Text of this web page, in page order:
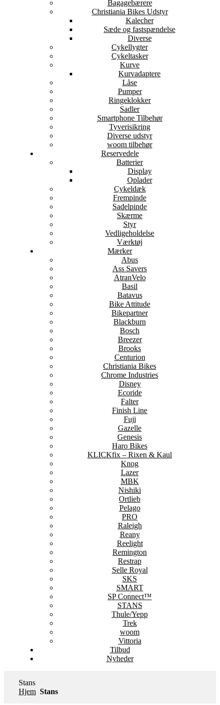
Bagagebærere
Christiania Bikes Udstyr
Kalecher
Sæde og fastspændelse
Diverse
Cykellygter
Cykeltasker
Kurve
Kurvadaptere
Låse
Pumper
Ringeklokker
Sadler
Smartphone Tilbehør
Tyverisikring
Diverse udstyr
woom tilbehør
Reservedele
Batterier
Display
Oplader
Cykeldæk
Frempinde
Sadelpinde
Skærme
Styr
Vedligeholdelse
Værktøj
Mærker
Abus
Ass Savers
AtranVelo
Basil
Batavus
Bike Attitude
Bikepartner
Blackburn
Bosch
Breezer
Brooks
Centurion
Christiania Bikes
Chrome Industries
Disney
Ecoride
Falter
Finish Line
Fuji
Gazelle
Genesis
Haro Bikes
KLICKfix – Rixen & Kaul
Knog
Lazer
MBK
Nishiki
Ortlieb
Pelago
PRO
Raleigh
Reany
Reelight
Remington
Restrap
Selle Royal
SKS
SMART
SP Connect™
STANS
Thule/Yepp
Trek
woom
Vittoria
Tilbud
Nyheder
Stans
Hjem Stans